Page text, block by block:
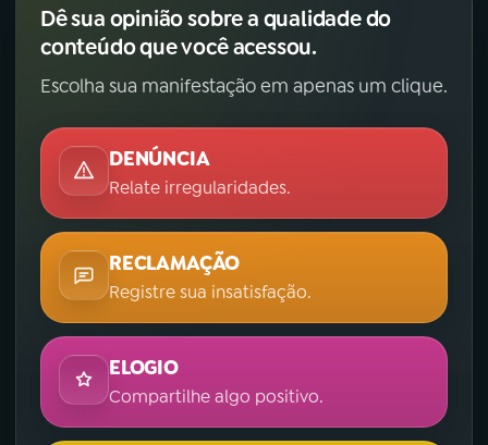
Dê sua opinião sobre a qualidade do
conteúdo que você acessou.
Escolha sua manifestação em apenas um clique.
DENÚNCIA
Relate irregularidades.
RECLAMAÇÃO
Registre sua insatisfação.
ELOGIO
Compartilhe algo positivo.